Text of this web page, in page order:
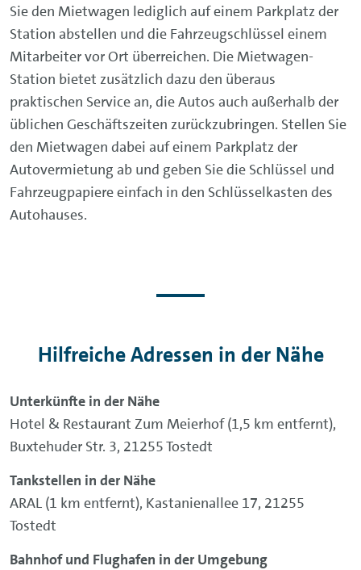
Sie den Mietwagen lediglich auf einem Parkplatz der
Station abstellen und die Fahrzeugschlüssel einem
Mitarbeiter vor Ort überreichen. Die Mietwagen-
Station bietet zusätzlich dazu den überaus
praktischen Service an, die Autos auch außerhalb der
üblichen Geschäftszeiten zurückzubringen. Stellen Sie
den Mietwagen dabei auf einem Parkplatz der
Autovermietung ab und geben Sie die Schlüssel und
Fahrzeugpapiere einfach in den Schlüsselkasten des
Autohauses.
Hilfreiche Adressen in der Nähe
Unterkünfte in der Nähe
Hotel & Restaurant Zum Meierhof (1,5 km entfernt),
Buxtehuder Str. 3, 21255 Tostedt
Tankstellen in der Nähe
ARAL (1 km entfernt), Kastanienallee 17, 21255
Tostedt
Bahnhof und Flughafen in der Umgebung